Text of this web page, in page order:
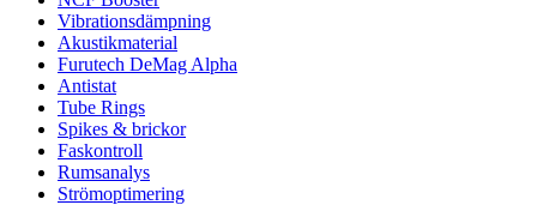
Vibrationsdämpning
Akustikmaterial
Furutech DeMag Alpha
Antistat
Tube Rings
Spikes & brickor
Faskontroll
Rumsanalys
Strömoptimering